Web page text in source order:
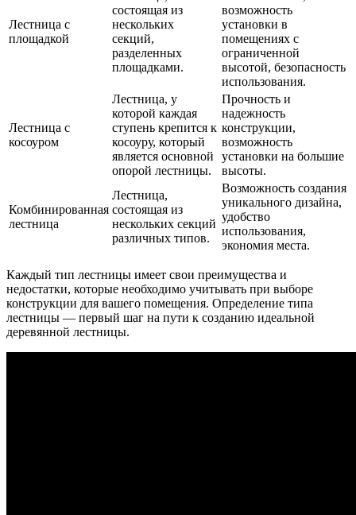
Лестница с
площадкой
состоящая из
нескольких
секций,
разделенных
площадками.
возможность
установки в
помещениях с
ограниченной
высотой, безопасность
использования.
Лестница с
косоуром
Лестница, у
которой каждая
ступень крепится к
косоуру, который
является основной
опорой лестницы.
Прочность и
надежность
конструкции,
возможность
установки на большие
высоты.
Комбинированная
лестница
Лестница,
состоящая из
нескольких секций
различных типов.
Возможность создания
уникального дизайна,
удобство
использования,
экономия места.
Каждый тип лестницы имеет свои преимущества и
недостатки, которые необходимо учитывать при выборе
конструкции для вашего помещения. Определение типа
лестницы — первый шаг на пути к созданию идеальной
деревянной лестницы.